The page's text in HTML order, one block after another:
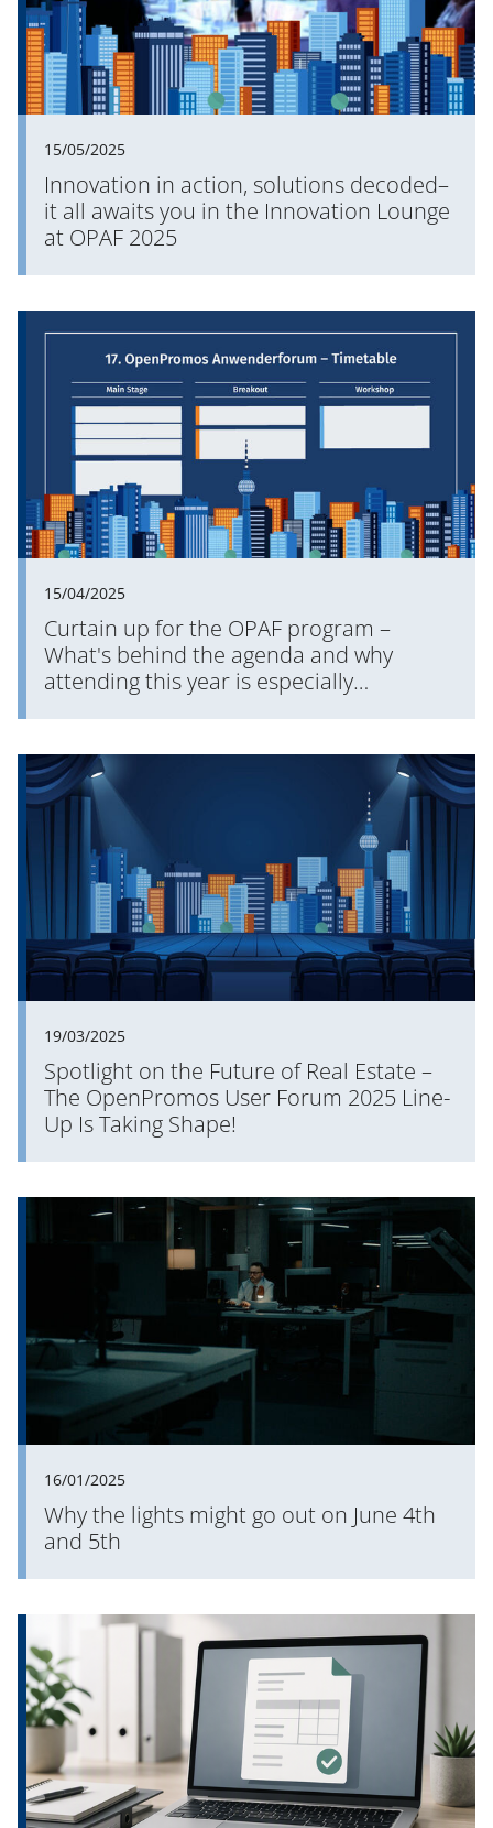
15/05/2025
Innovation in action, solutions decoded–
it all awaits you in the Innovation Lounge
at OPAF 2025
15/04/2025
Curtain up for the OPAF program –
What's behind the agenda and why
attending this year is especially
19/03/2025
Spotlight on the Future of Real Estate –
The OpenPromos User Forum 2025 Line-
Up Is Taking Shape!
16/01/2025
Why the lights might go out on June 4th
and 5th